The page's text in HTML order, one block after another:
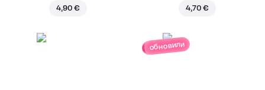
4,90 € 4,70 €
обновили